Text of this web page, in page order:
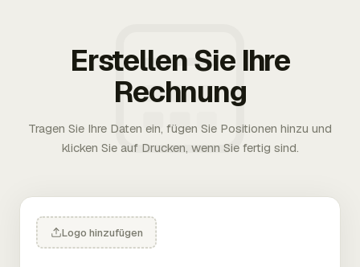
Erstellen Sie Ihre
Rechnung
Tragen Sie Ihre Daten ein, fügen Sie Positionen hinzu und
klicken Sie auf Drucken, wenn Sie fertig sind.
Logo hinzufügen